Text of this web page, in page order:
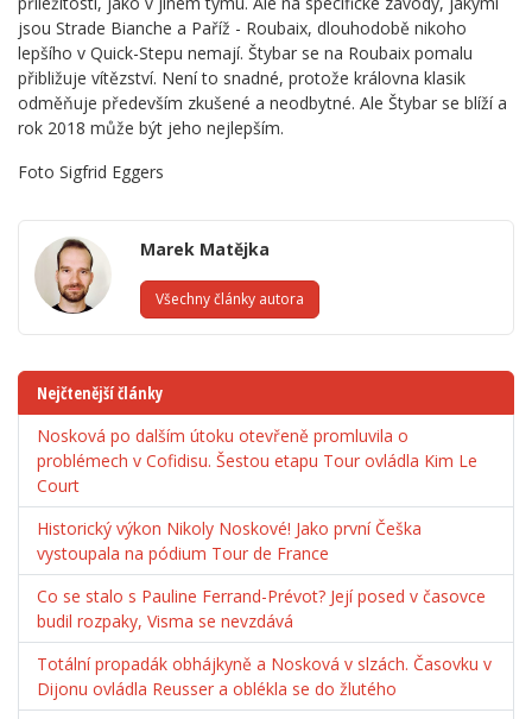
jsou Strade Bianche a Paříž - Roubaix, dlouhodobě nikoho
lepšího v Quick-Stepu nemají. Štybar se na Roubaix pomalu
přibližuje vítězství. Není to snadné, protože královna klasik
odměňuje především zkušené a neodbytné. Ale Štybar se blíží a
rok 2018 může být jeho nejlepším.
Foto Sigfrid Eggers
Marek Matějka
Všechny články autora
Nejčtenější články
Nosková po dalším útoku otevřeně promluvila o
problémech v Cofidisu. Šestou etapu Tour ovládla Kim Le
Court
Historický výkon Nikoly Noskové! Jako první Češka
vystoupala na pódium Tour de France
Co se stalo s Pauline Ferrand-Prévot? Její posed v časovce
budil rozpaky, Visma se nevzdává
Totální propadák obhájkyně a Nosková v slzách. Časovku v
Dijonu ovládla Reusser a oblékla se do žlutého